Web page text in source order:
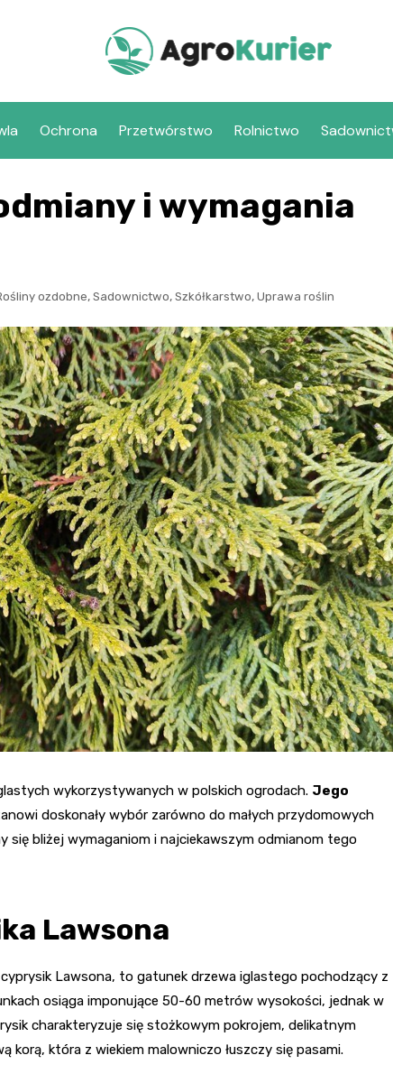
Ochrona Przetwórstwo Rolnictwo
i wymagania
ozdobne, Sadownictwo, Szkółkarstwo, Uprawa roślin
wykorzystywanych w polskich ogrodach. Jego
doskonały wybór zarówno do małych przydomowych
się bliżej wymaganiom i najciekawszym odmianom tego
Lawsona
Lawsona, to gatunek drzewa iglastego pochodzący z
osiąga imponujące 50-60 metrów wysokości, jednak w
charakteryzuje się stożkowym pokrojem, delikatnym
korą, która z wiekiem malowniczo łuszczy się pasami.